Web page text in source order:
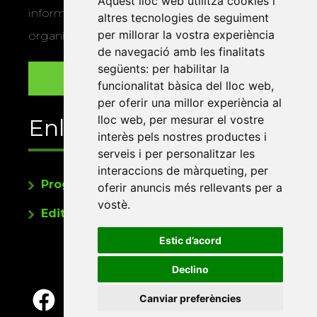
altres tecnologies de seguiment
per millorar la vostra experiència
de navegació amb les finalitats
següents: per habilitar la
funcionalitat bàsica del lloc web,
per oferir una millor experiència al
lloc web, per mesurar el vostre
interès pels nostres productes i
serveis i per personalitzar les
interaccions de màrqueting, per
oferir anuncis més rellevants per a
vostè.
Estic d’acord
Declino
Canviar preferències
informació sobre els actes i activitats que
organitza la Xarxa Vives.
Enllaços
Programa de publicacions
Editorials universitàries a Twitter